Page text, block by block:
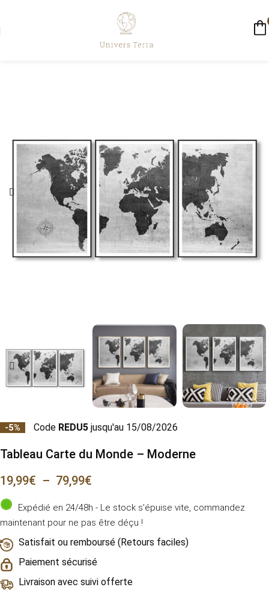
-5% Code REDU5 jusqu'au 15/08/2026
Tableau Carte du Monde – Moderne
19,99€ – 79,99€
Expédié en 24/48h - Le stock s'épuise vite, commandez
maintenant pour ne pas être déçu !
Satisfait ou remboursé (Retours faciles)
Paiement sécurisé
Livraison avec suivi offerte
☀️ LIVRAISON GRATUITE AUJOURD'HUI ☀️